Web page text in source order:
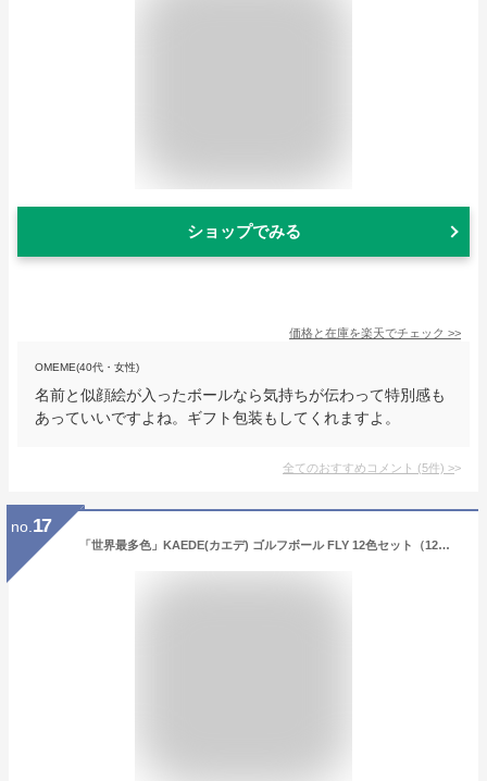
ショップでみる
価格と在庫を楽天でチェック >>
OMEME(40代・女性)
名前と似顔絵が入ったボールなら気持ちが伝わって特別感も
あっていいですよね。ギフト包装もしてくれますよ。
全てのおすすめコメント (5件) >
no. 17
「世界最多色」KAEDE(カエデ) ゴルフボール FLY 12色セット（12個入り）